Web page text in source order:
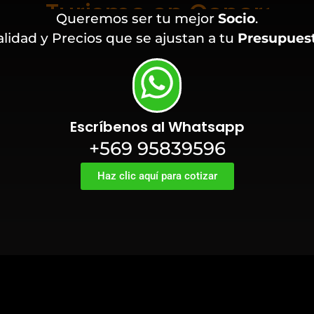
Queremos ser tu mejor Socio.
y Precios que se ajustan a tu
Escríbenos al Whatsapp
+569 95839596
Haz clic aquí para cotizar